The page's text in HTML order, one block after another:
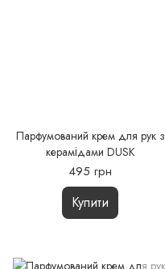
Парфумований крем для рук з
керамідами DUSK
495 грн
Купити